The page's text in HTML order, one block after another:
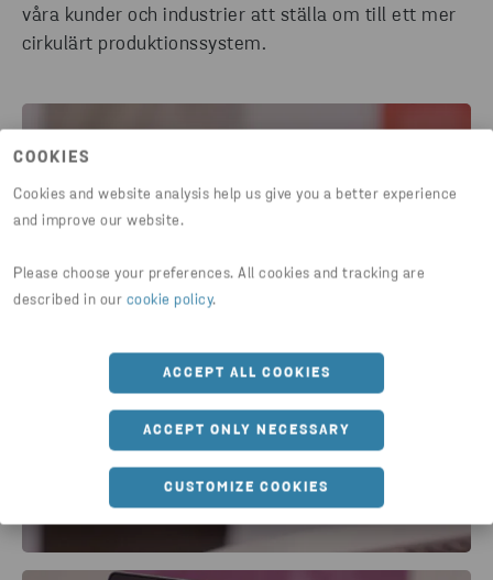
COOKIES
Cookies and website analysis help us give you a better experience
and improve our website.
Please choose your preferences. All cookies and tracking are
described in our cookie policy.
ACCEPT ALL COOKIES
ACCEPT ONLY NECESSARY
CUSTOMIZE COOKIES
våra kunder och industrier att ställa om till ett mer
cirkulärt produktionssystem.